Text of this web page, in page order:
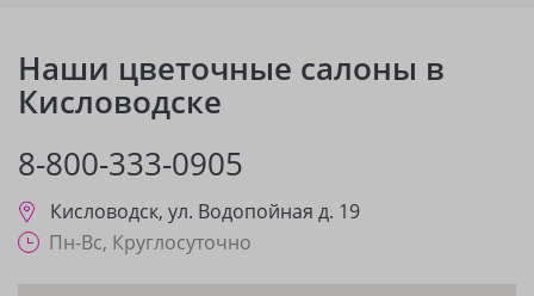
Наши цветочные салоны в
Кисловодске
8-800-333-0905
Кисловодск, ул. Водопойная д. 19
Пн-Вс, Круглосуточно